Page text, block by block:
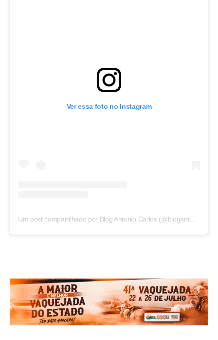
Ver essa foto no Instagram
Um post compartilhado por Blog Antonio Carlos (@blogantoniocarlos)